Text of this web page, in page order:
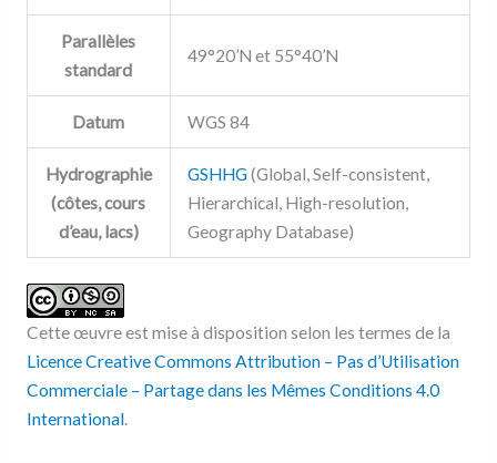
Parallèles
standard
49°20’N et 55°40’N
Datum WGS 84
Hydrographie
(côtes, cours
d’eau, lacs)
GSHHG(Global, Self-consistent,
Hierarchical, High-resolution,
Geography Database)
Cette œuvre est mise à disposition selon les termes de la
Licence Creative Commons Attribution – Pas d’Utilisation
Commerciale – Partage dans les Mêmes Conditions 4.0
International.